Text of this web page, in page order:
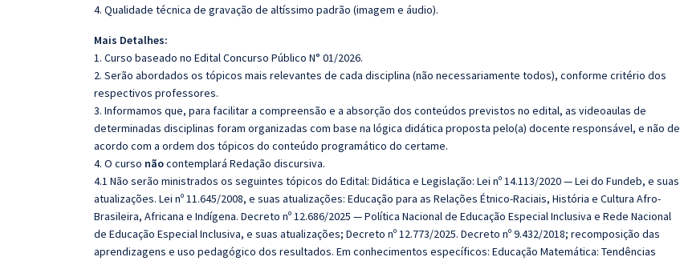
4. Qualidade técnica de gravação de altíssimo padrão (imagem e áudio).
Mais Detalhes:
1. Curso baseado no Edital Concurso Público N° 01/2026.
2. Serão abordados os tópicos mais relevantes de cada disciplina (não necessariamente todos), conforme critério dos
respectivos professores.
3. Informamos que, para facilitar a compreensão e a absorção dos conteúdos previstos no edital, as videoaulas de
determinadas disciplinas foram organizadas com base na lógica didática proposta pelo(a) docente responsável, e não de
acordo com a ordem dos tópicos do conteúdo programático do certame.
4. O curso nãocontemplará Redação discursiva.
4.1 Não serão ministrados os seguintes tópicos do Edital: Didática e Legislação: Lei nº 14.113/2020 — Lei do Fundeb, e suas
atualizações. Lei nº 11.645/2008, e suas atualizações: Educação para as Relações Étnico-Raciais, História e Cultura Afro-
Brasileira, Africana e Indígena. Decreto nº 12.686/2025 — Política Nacional de Educação Especial Inclusiva e Rede Nacional
de Educação Especial Inclusiva, e suas atualizações; Decreto nº 12.773/2025. Decreto nº 9.432/2018; recomposição das
aprendizagens e uso pedagógico dos resultados. Em conhecimentos específicos: Educação Matemática: Tendências